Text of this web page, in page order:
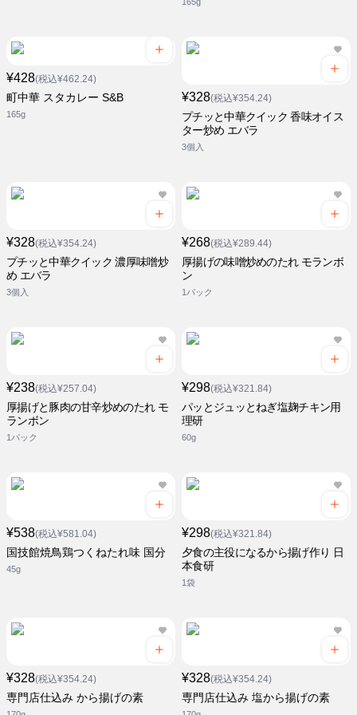
¥428(税込¥462.24)
町中華 スタカレー S&B
165g
¥328(税込¥354.24)
プチッと中華クイック 香味オイス
ター炒め エバラ
3個入
¥328(税込¥354.24)
プチッと中華クイック 濃厚味噌炒
め エバラ
3個入
¥268(税込¥289.44)
厚揚げの味噌炒めのたれ モランボ
ン
1パック
¥238(税込¥257.04)
厚揚げと豚肉の甘辛炒めのたれ モ
ランボン
1パック
¥298(税込¥321.84)
パッとジュッとねぎ塩麹チキン用
理研
60g
¥538(税込¥581.04)
国技館焼鳥鶏つくねたれ味 国分
45g
¥298(税込¥321.84)
夕食の主役になるから揚げ作り 日
本食研
1袋
¥328(税込¥354.24)
専門店仕込み から揚げの素
¥328(税込¥354.24)
専門店仕込み 塩から揚げの素